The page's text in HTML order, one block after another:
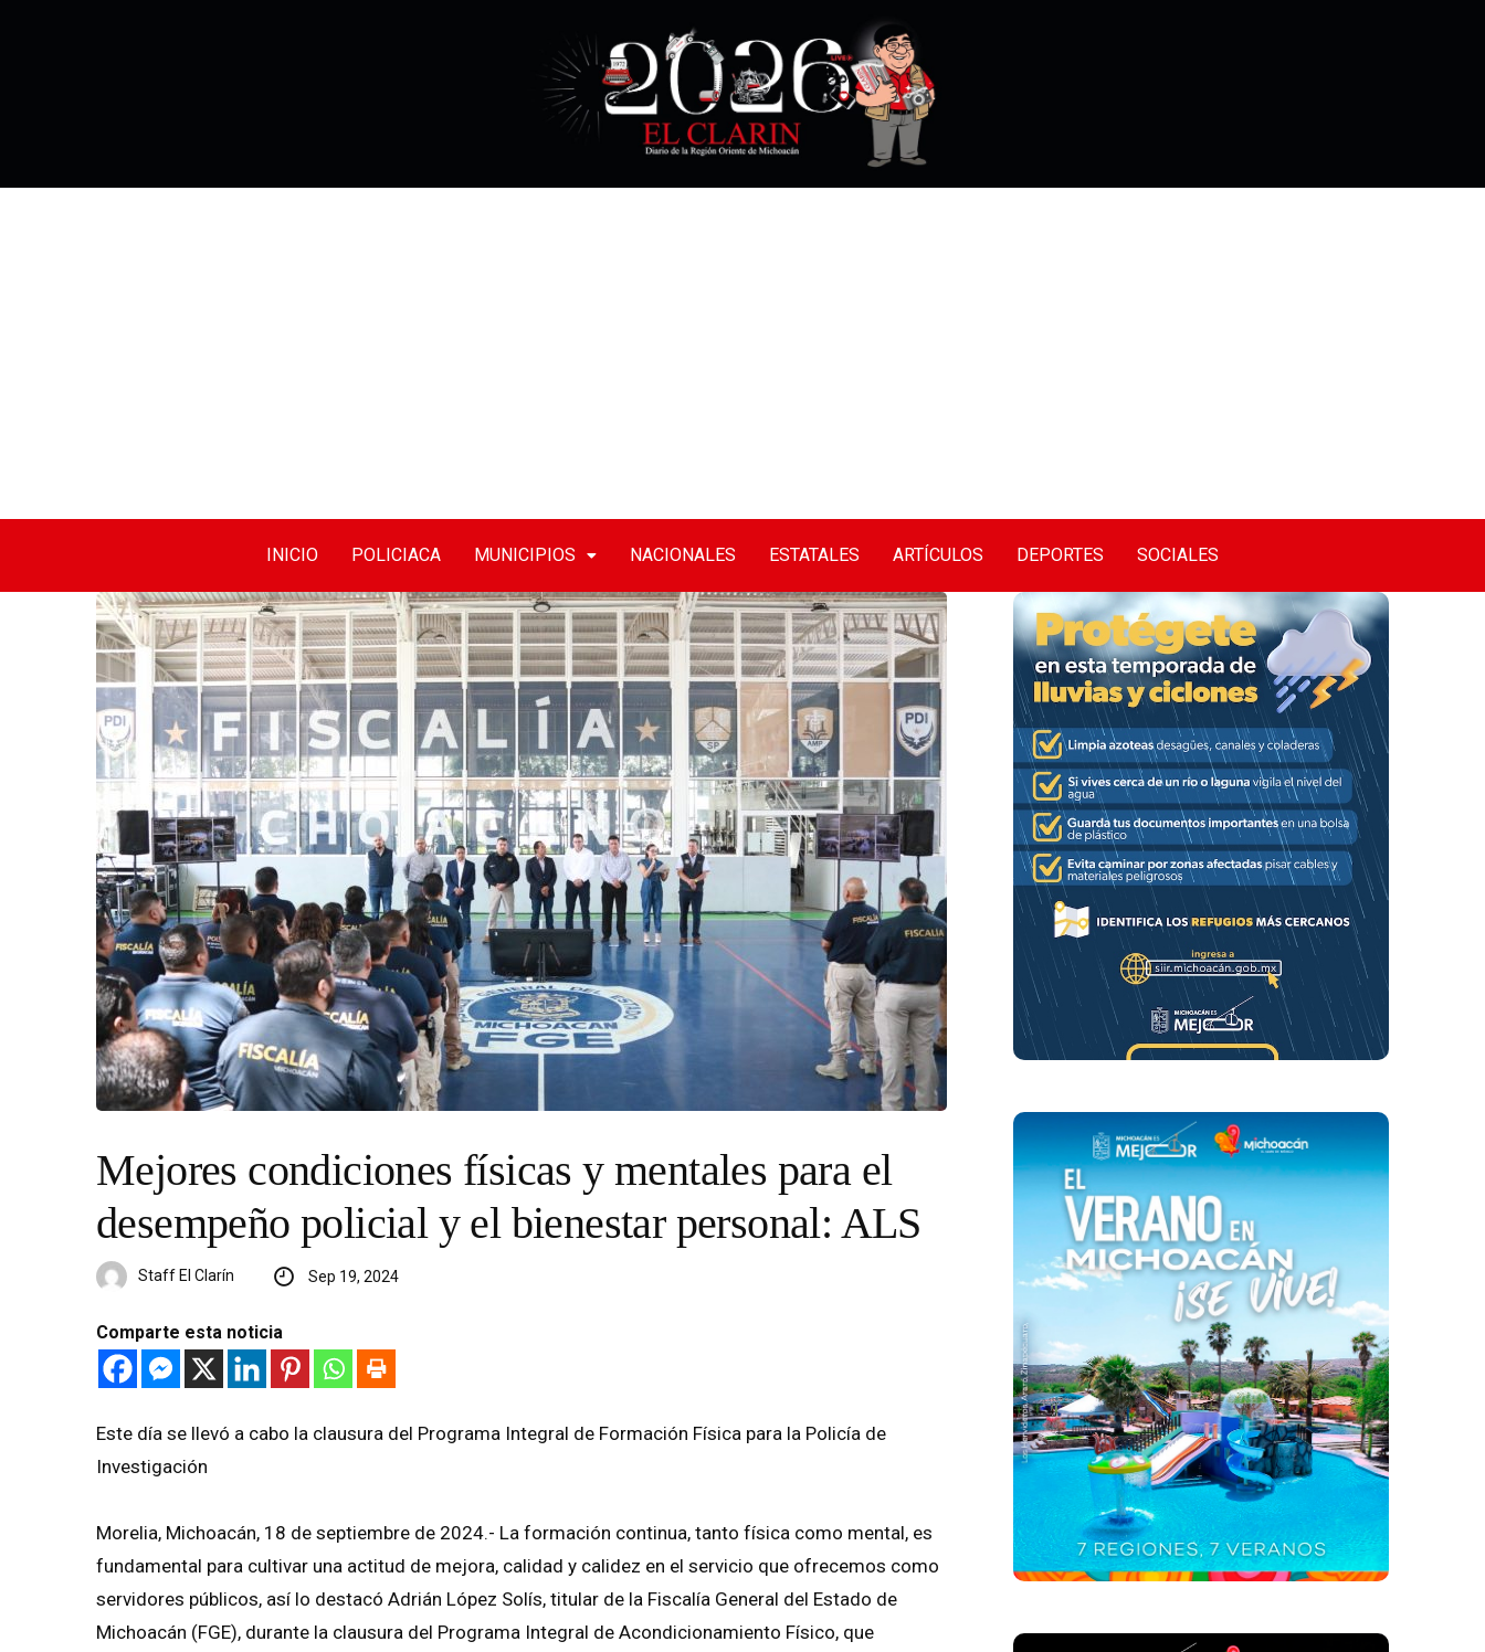
INICIO POLICIACA MUNICIPIOS NACIONALES ESTATALES ARTÍCULOS DEPORTES SOCIALES
Mejores condiciones físicas y mentales para el
desempeño policial y el bienestar personal: ALS
Staff El Clarín Sep 19, 2024
Comparte esta noticia
Este día se llevó a cabo la clausura del Programa Integral de Formación Física para la Policía de
Investigación
Morelia, Michoacán, 18 de septiembre de 2024.- La formación continua, tanto física como mental, es
fundamental para cultivar una actitud de mejora, calidad y calidez en el servicio que ofrecemos como
servidores públicos, así lo destacó Adrián López Solís, titular de la Fiscalía General del Estado de
Michoacán (FGE), durante la clausura del Programa Integral de Acondicionamiento Físico, que